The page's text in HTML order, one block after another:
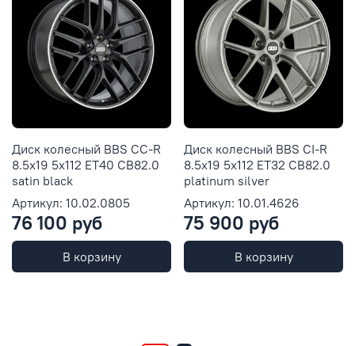
Диск колесный BBS CC-R
8.5x19 5x112 ET40 CB82.0
satin black
Артикул: 10.02.0805
76 100 руб
В корзину
Диск колесный BBS CI-R
8.5x19 5x112 ET32 CB82.0
platinum silver
Артикул: 10.01.4626
75 900 руб
В корзину